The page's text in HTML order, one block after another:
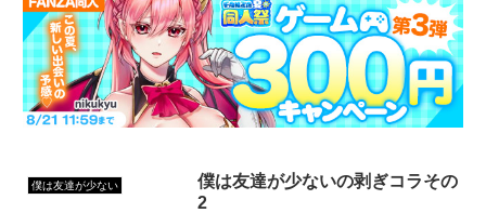
僕は友達が少ない
僕は友達が少ないの剥ぎコラその
2